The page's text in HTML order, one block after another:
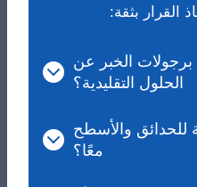
القرار بثقة:
برجولات الخبر عن
الحلول التقليدية؟
للحدائق والأسطح
معًا؟